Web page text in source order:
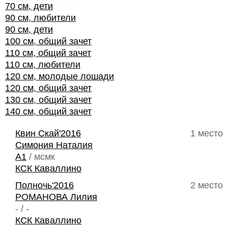
70 см, дети
90 см, любители
90 см, дети
100 см, общий зачет
110 см, общий зачет
110 см, любители
120 см, молодые лошади
120 см, общий зачет
130 см, общий зачет
140 см, общий зачет
1 место
Квин Скай'2016
Симония Наталия
A1 / мсмк
КСК Каваллино
2 место
Полночь'2016
РОМАНОВА Лилия
- / -
КСК Каваллино